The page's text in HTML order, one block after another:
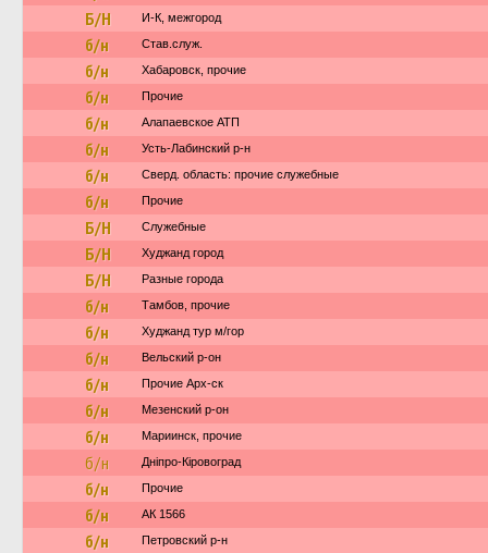
Б/Н
И-К, межгород
б/н Став.служ.
б/н Хабаровск, прочие
б/н Прочие
б/н Алапаевское АТП
б/н Усть-Лабинский р-н
б/н Сверд. область: прочие служебные
б/н Прочие
Б/Н Служебные
Б/Н Худжанд город
Б/Н Разные города
б/н Тамбов, прочие
б/н Худжанд тур м/гор
б/н Вельский р-он
б/н Прочие Арх-ск
б/н Мезенский р-он
б/н Мариинск, прочие
б/н Дніпро-Кіровоград
б/н Прочие
б/н АК 1566
б/н Петровский р-н